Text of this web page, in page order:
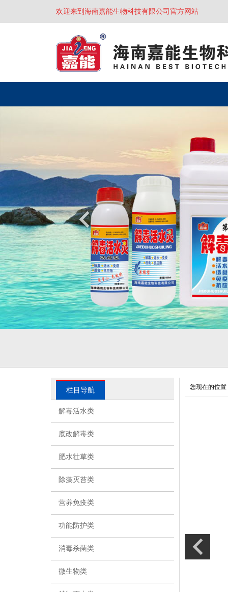
欢迎来到海南嘉能生物科技有限公司官方网站
栏目导航
解毒活水类
底改解毒类
肥水壮草类
除藻灭苔类
营养免疫类
功能防护类
消毒杀菌类
微生物类
您现在的位置